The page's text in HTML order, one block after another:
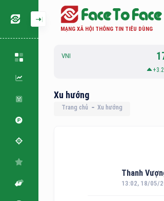
MẠNG XÃ HỘI THÔNG TIN TIÊU DÙNG
126.88 VNI
Xu hướng
Trang chủ Xu hướng
Thanh
13:02, 18/05/